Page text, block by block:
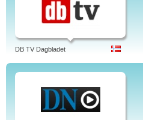
DB TV Dagbladet